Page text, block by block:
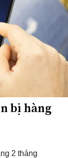
bị hàng
2 tháng